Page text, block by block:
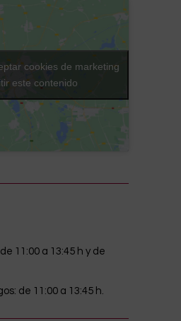
cookies de marketing
este contenido
11:00 a 13:45 h y de
de 11:00 a 13:45 h.